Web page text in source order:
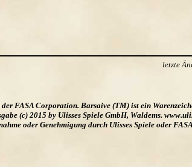
letzte
FASA Corporation. Barsaive (TM) ist ein
(c) 2015 by Ulisses Spiele GmbH, Waldems.
oder Genehmigung durch Ulisses Spiele oder